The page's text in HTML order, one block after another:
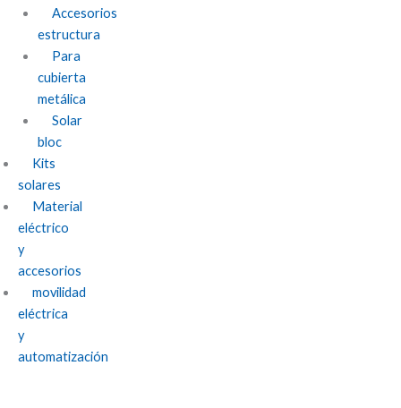
Accesorios
estructura
Para
cubierta
metálica
Solar
bloc
Kits
solares
Material
eléctrico
y
accesorios
movilidad
eléctrica
y
automatización